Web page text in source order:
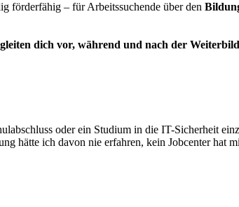
förderfähig – für Arbeitssuchende über den
dich vor, während und nach der
oder ein Studium in die IT-Sicherheit
hätte ich davon nie erfahren, kein Jobcenter hat